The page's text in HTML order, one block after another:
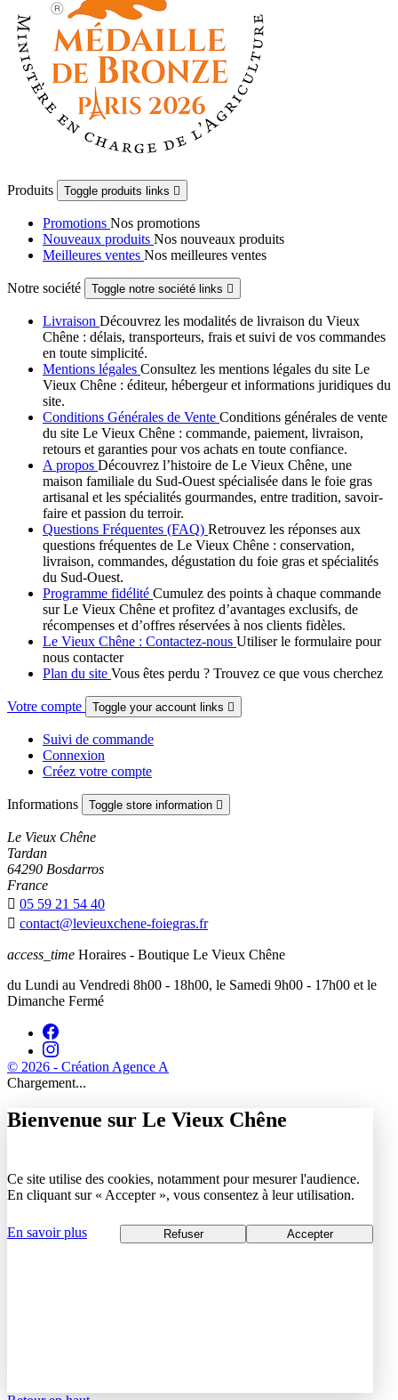
Produits Toggle produits links 
Promotions Nos promotions
Nouveaux produits Nos nouveaux produits
Meilleures ventes Nos meilleures ventes
Notre société Toggle notre société links 
Livraison Découvrez les modalités de livraison du Vieux
Chêne : délais, transporteurs, frais et suivi de vos commandes
en toute simplicité.
Mentions légales Consultez les mentions légales du site Le
Vieux Chêne : éditeur, hébergeur et informations juridiques du
site.
Conditions Générales de Vente Conditions générales de vente
du site Le Vieux Chêne : commande, paiement, livraison,
retours et garanties pour vos achats en toute confiance.
A propos Découvrez l’histoire de Le Vieux Chêne, une
maison familiale du Sud-Ouest spécialisée dans le foie gras
artisanal et les spécialités gourmandes, entre tradition, savoir-
faire et passion du terroir.
Questions Fréquentes (FAQ) Retrouvez les réponses aux
questions fréquentes de Le Vieux Chêne : conservation,
livraison, commandes, dégustation du foie gras et spécialités
du Sud-Ouest.
Programme fidélité Cumulez des points à chaque commande
sur Le Vieux Chêne et profitez d’avantages exclusifs, de
récompenses et d’offres réservées à nos clients fidèles.
Le Vieux Chêne : Contactez-nous Utiliser le formulaire pour
nous contacter
Plan du site Vous êtes perdu ? Trouvez ce que vous cherchez
Votre compte Toggle your account links 
Suivi de commande
Connexion
Créez votre compte
Informations Toggle store information 
Le Vieux Chêne
Tardan
64290 Bosdarros
France
 05 59 21 54 40
 contact@levieuxchene-foiegras.fr
access_time Horaires - Boutique Le Vieux Chêne
du Lundi au Vendredi 8h00 - 18h00, le Samedi 9h00 - 17h00 et le
Dimanche Fermé
© 2026 - Création Agence A
Chargement...
Bienvenue sur Le Vieux Chêne
Ce site utilise des cookies, notamment pour mesurer l'audience.
En cliquant sur « Accepter », vous consentez à leur utilisation.
En savoir plus Refuser Accepter